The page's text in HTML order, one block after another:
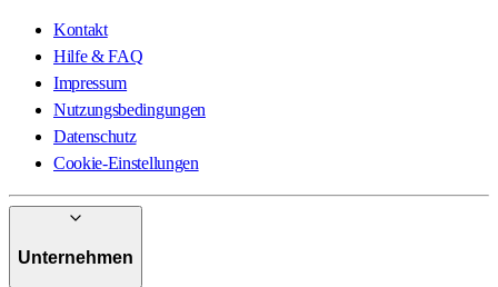
Kontakt
Hilfe & FAQ
Impressum
Nutzungsbedingungen
Datenschutz
Cookie-Einstellungen
Unternehmen